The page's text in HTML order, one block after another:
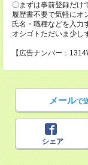
〇まずは事前登録だけ
履歴書不要で気軽にオ
氏名・職種などを入力
オシゴトただいま少し
【広告ナンバー：
メールで
シェア